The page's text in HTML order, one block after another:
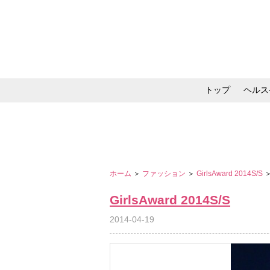
トップ ヘル
ホーム ＞ ファッション ＞ GirlsAward 2014S/S
GirlsAward 2014S/S
2014-04-19